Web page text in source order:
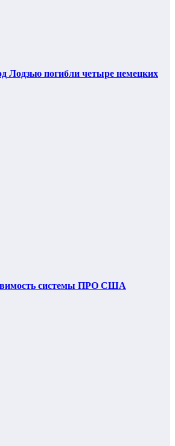
Лодзью погибли четыре немецких
системы ПРО США